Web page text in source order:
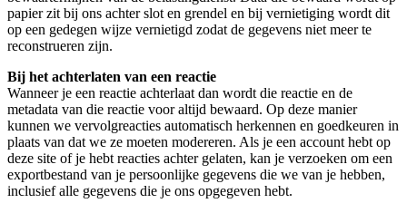
papier zit bij ons achter slot en grendel en bij vernietiging wordt dit
op een gedegen wijze vernietigd zodat de gegevens niet meer te
reconstrueren zijn.
Bij het achterlaten van een reactie
Wanneer je een reactie achterlaat dan wordt die reactie en de
metadata van die reactie voor altijd bewaard. Op deze manier
kunnen we vervolgreacties automatisch herkennen en goedkeuren in
plaats van dat we ze moeten modereren. Als je een account hebt op
deze site of je hebt reacties achter gelaten, kan je verzoeken om een
exportbestand van je persoonlijke gegevens die we van je hebben,
inclusief alle gegevens die je ons opgegeven hebt.